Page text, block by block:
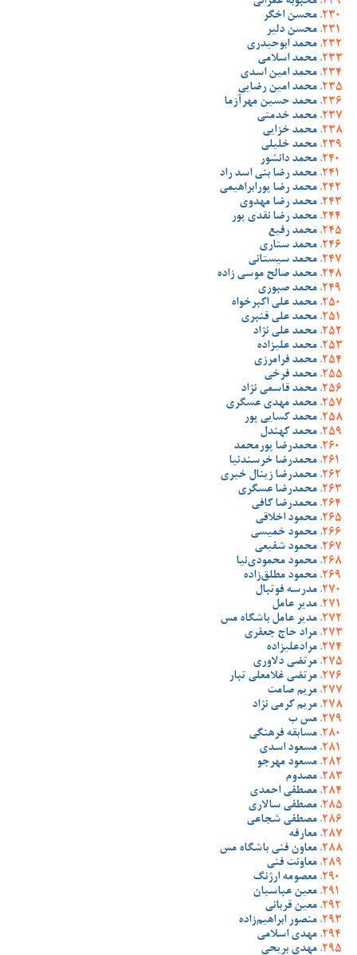
محسن اخگر
محسن دلیر
محمد ابوحیدری
محمد اسلامی
محمد امین اسدی
محمد امین رضایی
محمد حسین مهرآزما
محمد خدمتی
محمد خزایی
محمد خلیلی
محمد دانشور
محمد رضا بنی اسد راد
محمد رضا پورابراهیمی
محمد رضا مهدوی
محمد رضا نقدی پور
محمد رفیع
محمد ستاری
محمد سیستانی
محمد صالح موسی زاده
محمد صبوری
محمد علی اکبرخواه
محمد علی قنبری
محمد علی نژاد
محمد علیزاده
محمد فرامرزی
محمد فرخی
محمد قاسمی نژاد
محمد مهدی عسگری
محمد کسایی پور
محمد کهندل
محمدرضا پورمحمد
محمدرضا خرسندنیا
محمدرضا زینال خیری
محمدرضا عسگری
محمدرضا کافی
محمود اخلاقی
محمود خمیسی
محمود شفیعی
محمود محمودی‌نیا
محمود مطلق‌زاده
مدرسه فوتبال
مدیر عامل
مدیر عامل باشگاه مس
مراد حاج جعفری
مرادعلیزاده
مرتضی دلاوری
مرتضی غلامعلی تبار
مریم صامت
مریم کرمی نژاد
مس ب
مسابقه فرهنگی
مسعود اسدی
مسعود مهرجو
مصدوم
مصطفی احمدی
مصطفی سالاری
مصطفی شجاعی
معارفه
معاون فنی باشگاه مس
معاونت فنی
معصومه ارژنگ
معین عباسیان
معین قربانی
منصور ابراهیم‌زاده
مهدی اسلامی
مهدی بریحی